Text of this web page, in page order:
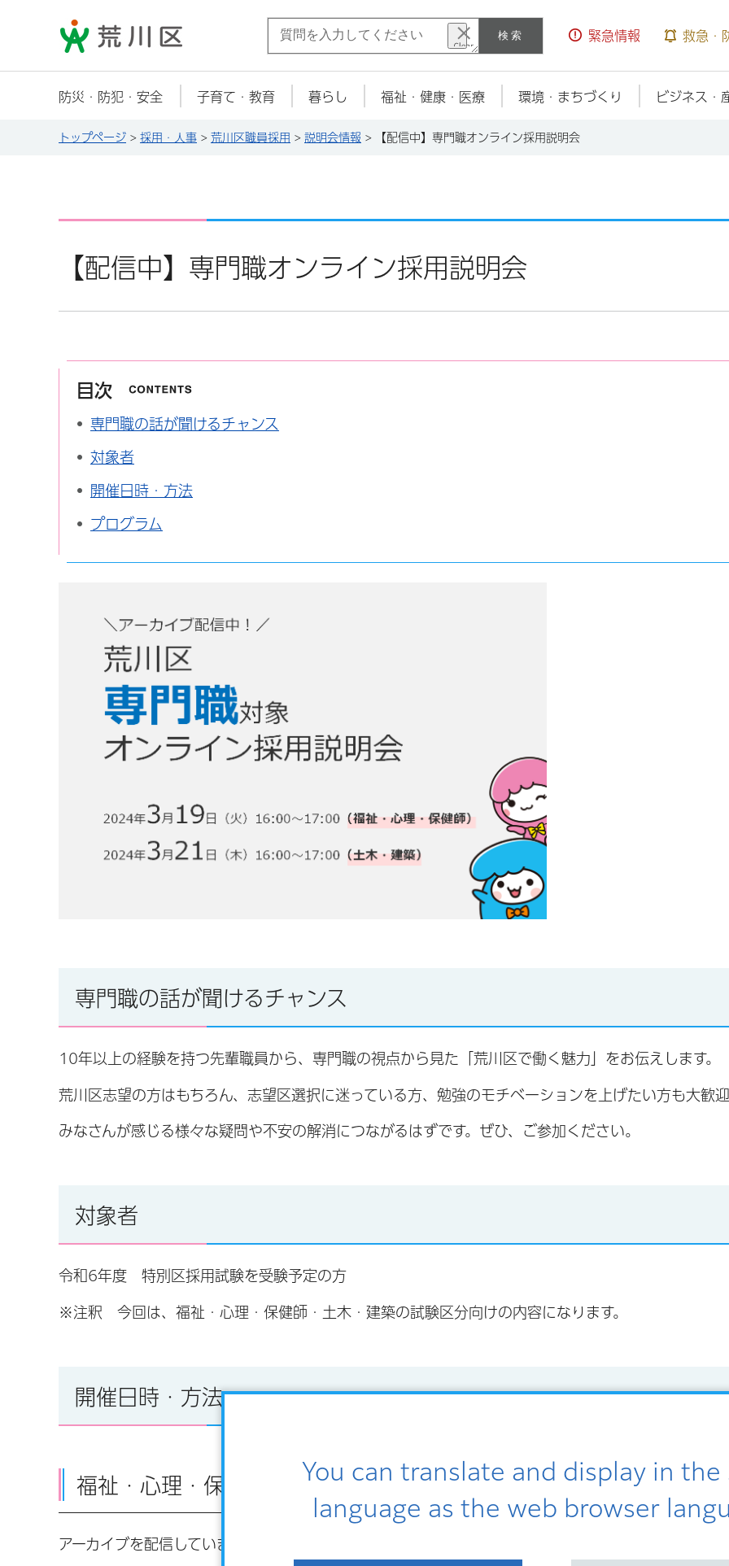
You can translate and display in the
language as the web browser
荒川区 検索 緊急情報 救急・
防災・防犯・安全 子育て・教育 暮らし 福祉・健康・医療 環境・まちづくり ビジネス・
トップページ > 採用・人事 > 荒川区職員採用 > 説明会情報 > 【配信中】専門職オンライン採用説明会
【配信中】専門職オンライン採用説明会
目次
専門職の話が聞けるチャンス
対象者
開催日時・方法
プログラム
専門職の話が聞けるチャンス
10年以上の経験を持つ先輩職員から、専門職の視点から見た「荒川区で働く魅力」をお伝えします。
荒川区志望の方はもちろん、志望区選択に迷っている方、勉強のモチベーションを上げたい方も大歓
みなさんが感じる様々な疑問や不安の解消につながるはずです。ぜひ、ご参加ください。
対象者
令和6年度 特別区採用試験を受験予定の方
※注釈 今回は、福祉・心理・保健師・土木・建築の試験区分向けの内容になります。
開催日時・方法
福祉・心理・保健師
アーカイブを配信しています。